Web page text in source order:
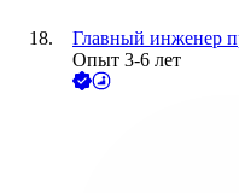
Главный инженер
Опыт 3-6 лет